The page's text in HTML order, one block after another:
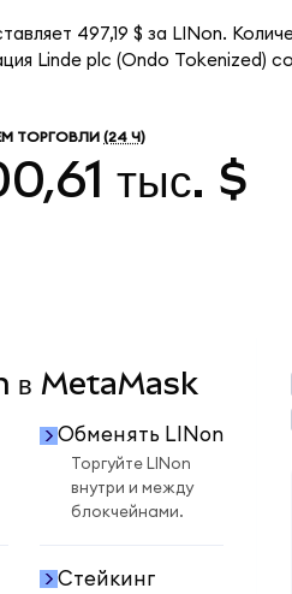
497,19 $ за LINon.
Linde plc (Ondo Tokenized)
ТОРГОВЛИ (24 Ч)
тыс. $
в MetaMask
Обменять LINon
Торгуйте LINon
внутри и между
блокчейнами.
Стейкинг